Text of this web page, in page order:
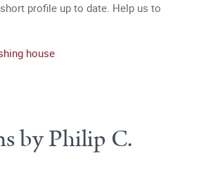
profile up to date. Help us to
house
by Philip C.